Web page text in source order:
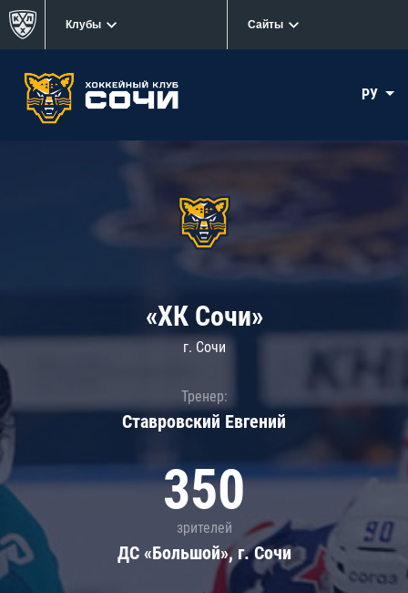
Клубы Сайты
РУ
«ХК Сочи»
г. Сочи
Тренер:
Ставровский Евгений
350
зрителей
ДС «Большой», г. Сочи